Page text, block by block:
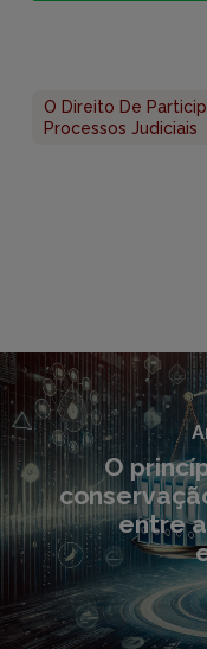
O Direito De
Processos Judiciais
O
entre